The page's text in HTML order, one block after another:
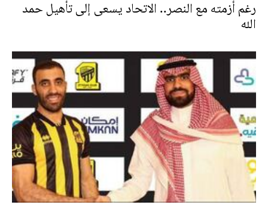
رغم أزمته مع النصر.. الاتحاد يسعى إلى تأهيل حمد
الله